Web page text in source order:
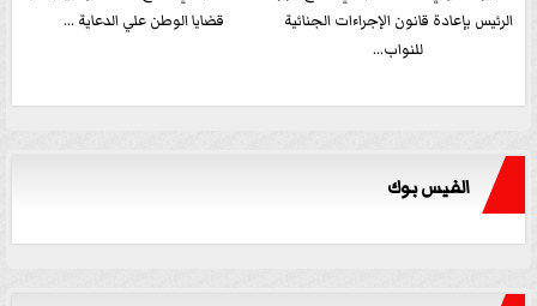
الرئيس بإعادة قانون الإجراءات الجنائية
للنواب...
قضايا الوطن علي الدعاية ...
الفيس بوك